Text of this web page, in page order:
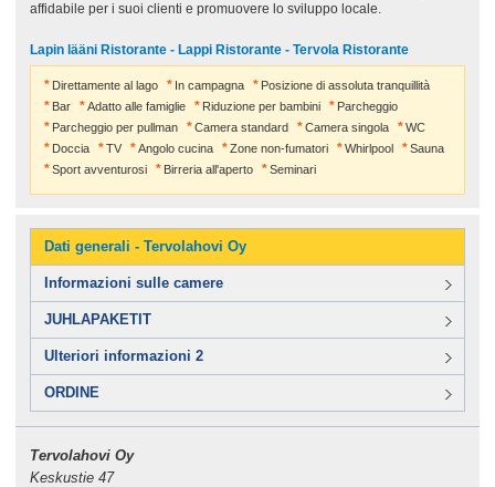
affidabile per i suoi clienti e promuovere lo sviluppo locale.
Lapin lääni Ristorante - Lappi Ristorante - Tervola Ristorante
Direttamente al lago In campagna
Posizione di assoluta tranquillità
Bar
Adatto alle famiglie Riduzione per bambini
Parcheggio
Parcheggio per pullman
Camera standard Camera singola
WC
Doccia
TV Angolo cucina Zone non-fumatori Whirlpool
Sauna
Sport avventurosi
Birreria all'aperto Seminari
Dati generali - Tervolahovi Oy
Informazioni sulle camere
JUHLAPAKETIT
Ulteriori informazioni 2
ORDINE
Tervolahovi Oy
Keskustie 47